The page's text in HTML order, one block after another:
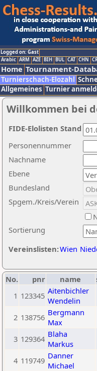
Logged on: Gast
Arabic ARM AZE BIH BUL CAT CHN
Home Tournament-
Turnierschach-Elozahl
Allgemeines Turnier
Willkommen bei
Nachname
Ebene
Sortierung
Personennummer
Bundesland
Spgem./Kreis/Verein
Vereinslisten:Wien
FIDE-Elolisten Stand
No. pnr name
1 123345 Aitenbichler
Wendelin
2 138756 Bergmann
Max
3 129364 Blaha
Markus
4 119749 Danner
Michael